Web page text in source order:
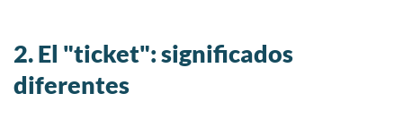
2. El "ticket": significados
diferentes